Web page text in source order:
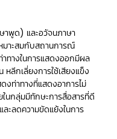
าพูด) และอวัจนภาษา
มาะสมกับสถานการณ์
าทางในการแสดงออกมีผล
ลีกเลี่ยงการใช้เสียงแข็ง
งท่าทางที่แสดงอาการไม่
นกลุ่มมีทักษะการสื่อสารที่ดี
ละลดความขัดแย้งในการ